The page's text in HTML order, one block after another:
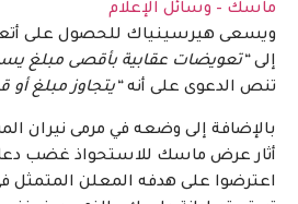
ماسك – وسائل الإعلام
ويسعى هيرسينياك للحصول على
إلى“تعويضات عقابية بأقصى مبلغ
تنص الدعوى على أنه“يتجاوز مبلغ أو قيمة
بالإضافة إلى وضعه في مرمى نيران
أثار عرض ماسك للاستحواذ غضب دعاة
اعترضوا على هدفه المعلن المتمثل